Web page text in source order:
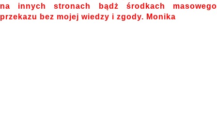
na innych stronach bądż środkach masowego
przekazu bez mojej wiedzy i zgody. Monika